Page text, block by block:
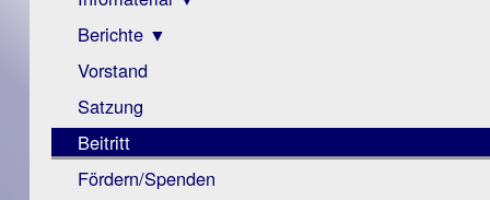
Visus
Zeitschrift
Monokular
Mac
Instagram-
Links
Berichte ▼
Archiv
Berichte
Vorstand
Satzung
Beitritt
Fördern/Spenden